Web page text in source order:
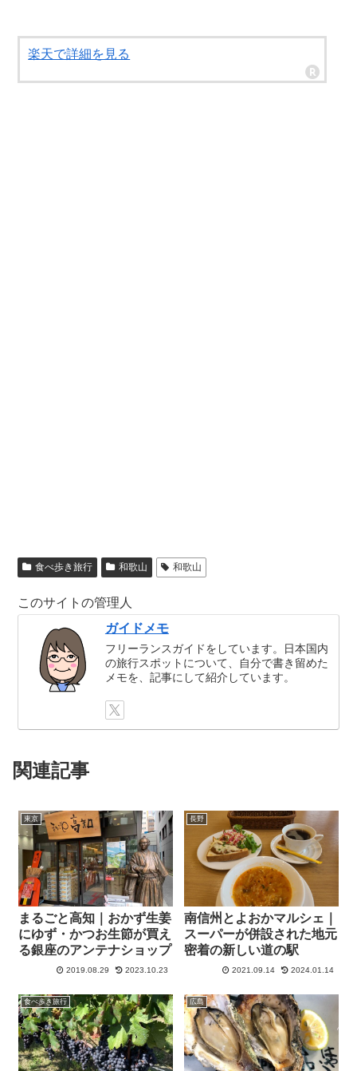
楽天で詳細を見る
食べ歩き旅行 和歌山 和歌山
このサイトの管理人
ガイドメモ
フリーランスガイドをしています。日本国内
の旅行スポットについて、自分で書き留めた
メモを、記事にして紹介しています。
関連記事
東京
まるごと高知｜おかず生姜
にゆず・かつお生節が買え
る銀座のアンテナショップ
2019.08.29 2023.10.23
長野
南信州とよおかマルシェ｜
スーパーが併設された地元
密着の新しい道の駅
2021.09.14 2024.01.14
食べ歩き旅行 広島